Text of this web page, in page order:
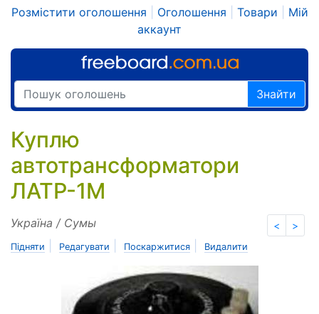
Розмістити оголошення Оголошення Товари
Мій
аккаунт
Знайти
Куплю
автотрансформатори
ЛАТР-1М
< >
Україна / Сумы
Підняти Редагувати Поскаржитися Видалити